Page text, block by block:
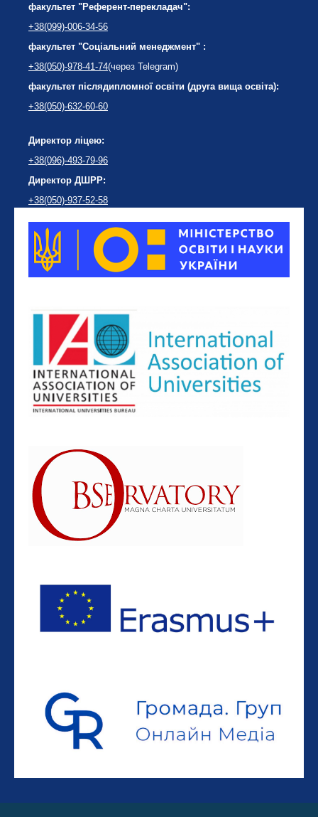
факультет "Референт-перекладач":
+38(099)-006-34-56
факультет "Соціальний менеджмент" :
+38(050)-978-41-74(через Telegram)
факультет післядипломної освіти (друга вища освіта):
+38(050)-632-60-60
Директор ліцею:
+38(096)-493-79-96
Директор ДШРР:
+38(050)-937-52-58